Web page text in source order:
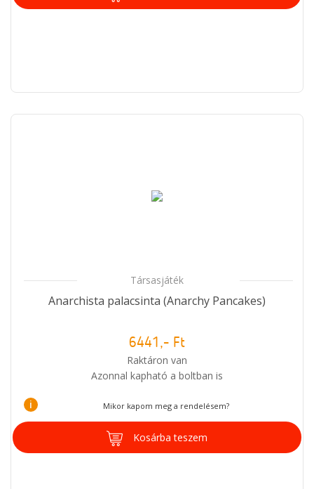
Társasjáték
Anarchista palacsinta (Anarchy Pancakes)
6441,- Ft
Raktáron van
Azonnal kapható a boltban is
i Mikor kapom meg a rendelésem?
Kosárba teszem